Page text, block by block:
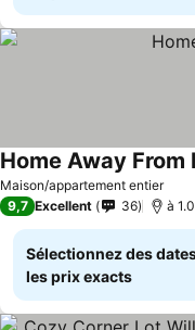
Maison/appartement entier
Home Away From
9,7 Excellent 36 à
Sélectionnez des
les prix exacts